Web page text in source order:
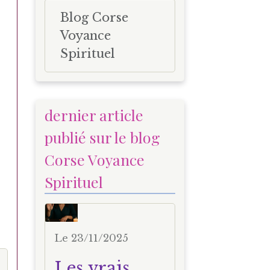
Blog Corse
Voyance
Spirituel
dernier article
publié sur le blog
Corse Voyance
Spirituel
Le 23/11/2025